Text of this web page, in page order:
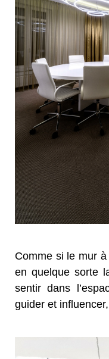
Comme si le mur
en quelque sorte
sentir dans
guider et